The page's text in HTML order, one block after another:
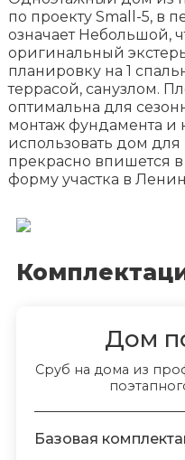
по проекту Small-5, в
означает Небольшой,
оригинальный
планировку на 1
террасой, санузлом.
оптимальна для
монтаж фундамента и
использовать дом
прекрасно впишется
форму участка в
Дом
Сруб на дома из
Базовая